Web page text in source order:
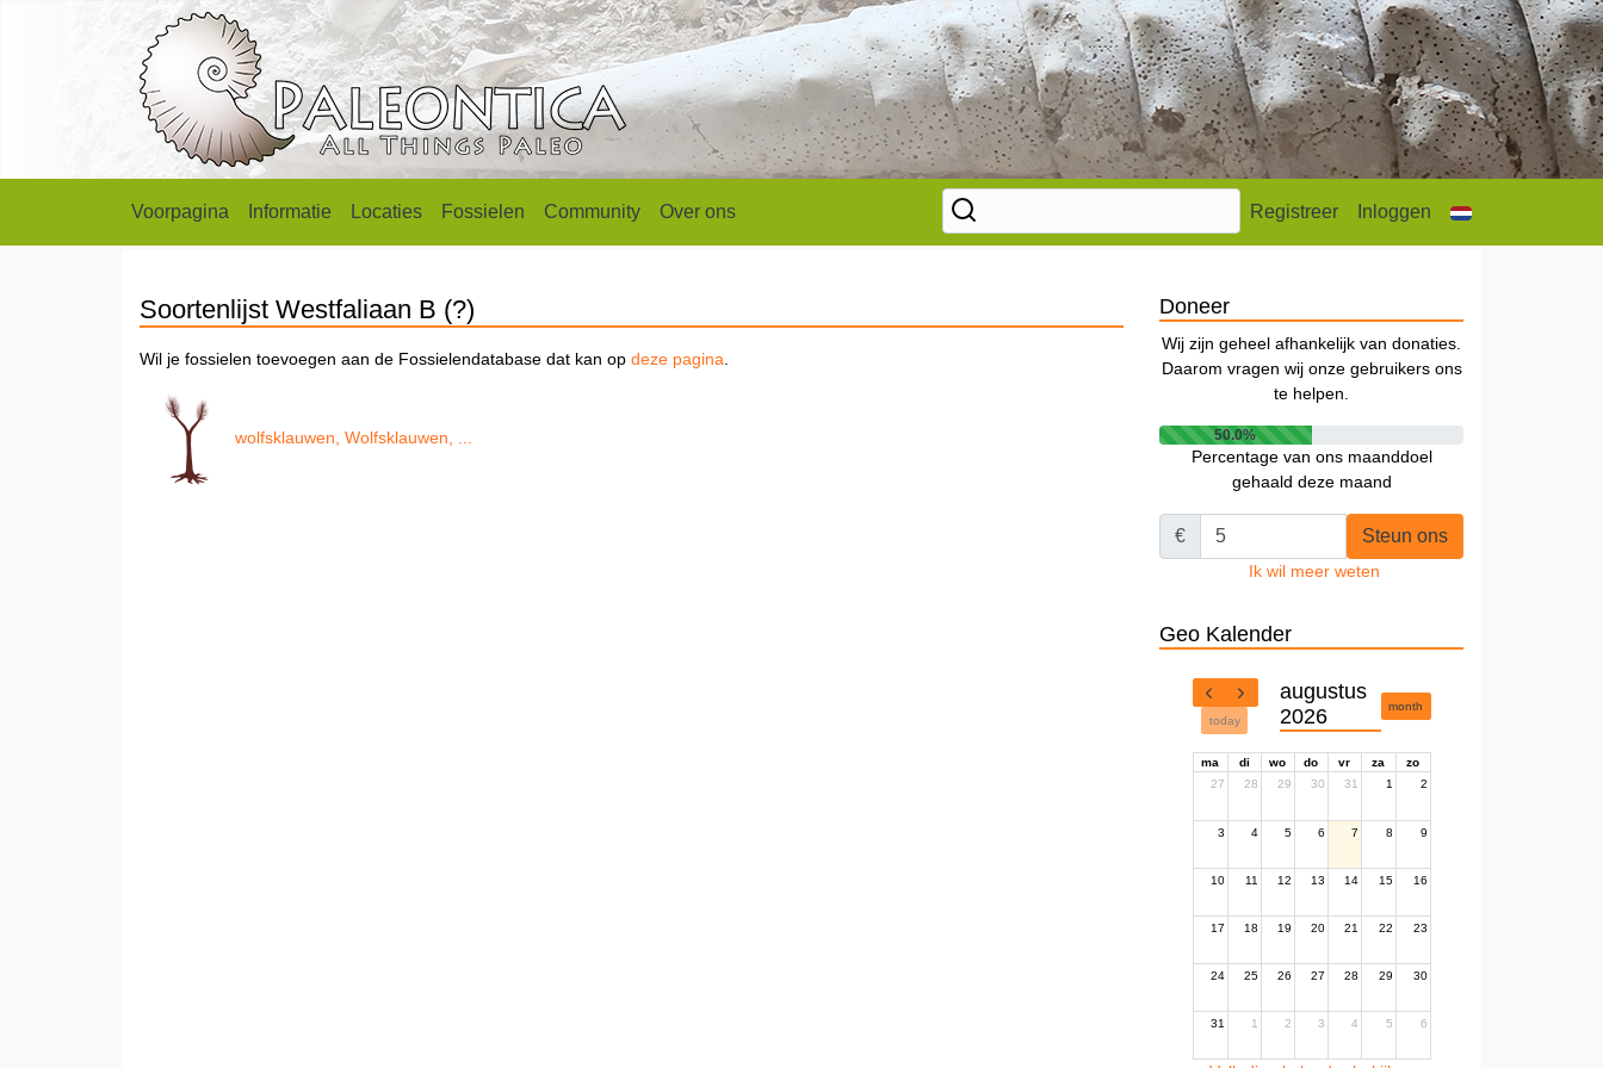
Voorpagina Informatie Locaties Fossielen Community Over ons Registreer Inloggen
Soortenlijst Westfaliaan B (?)
Wil je fossielen toevoegen aan de Fossielendatabase dat kan op deze pagina
wolfsklauwen, Wolfsklauwen, ...
Doneer
Wij zijn geheel afhankelijk van donaties.
Daarom vragen wij onze gebruikers ons
te helpen.
50.0%
Percentage van ons maanddoel
gehaald deze maand
€ Steun ons
Ik wil meer weten
Geo Kalender
today
augustus
2026
month
ma di wo do vr za
zo
27
28 29 30 31 1 2
3 4 5 6 7 8 9
10 11 12 13 14 15 16
17 18 19 20 21 22 23
24 25 26 27 28 29 30
31 1 2 3 4 5 6